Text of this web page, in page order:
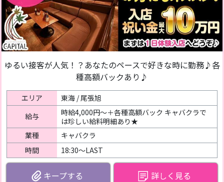
ゆるい接客が人気！？あなたのペースで好きな時に勤務♪各
種高額バックあり♪
エリア
東海 / 尾張旭
給与
時給4,000円～＋各種高額バック キャバクラで
は珍しい給料明細あり★
業種
キャバクラ
時間
18:30〜LAST
詳しく見る